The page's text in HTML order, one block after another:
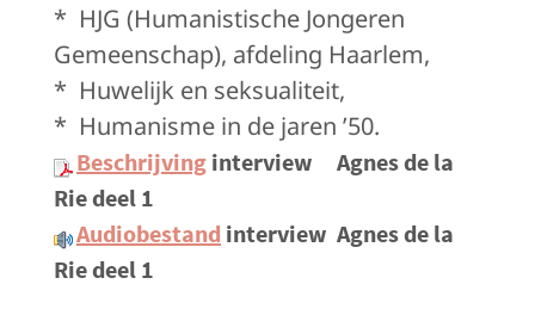
* HJG (Humanistische Jongeren
Gemeenschap), afdeling Haarlem,
* Huwelijk en seksualiteit,
* Humanisme in de jaren ’50.
Beschrijving interview Agnes de la
Rie deel 1
Audiobestand interview Agnes de la
Rie deel 1